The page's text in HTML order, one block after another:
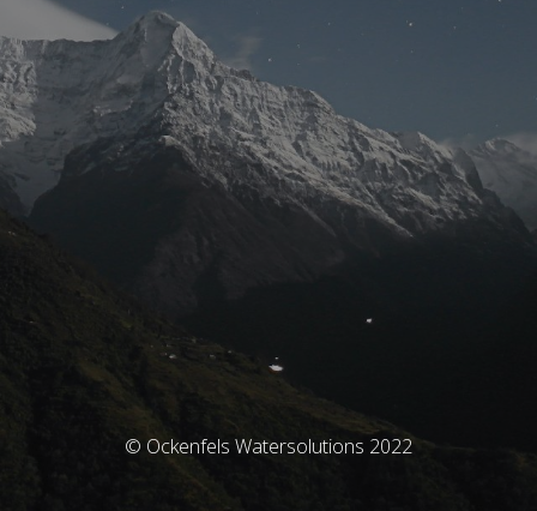
© Ockenfels Watersolutions 2022